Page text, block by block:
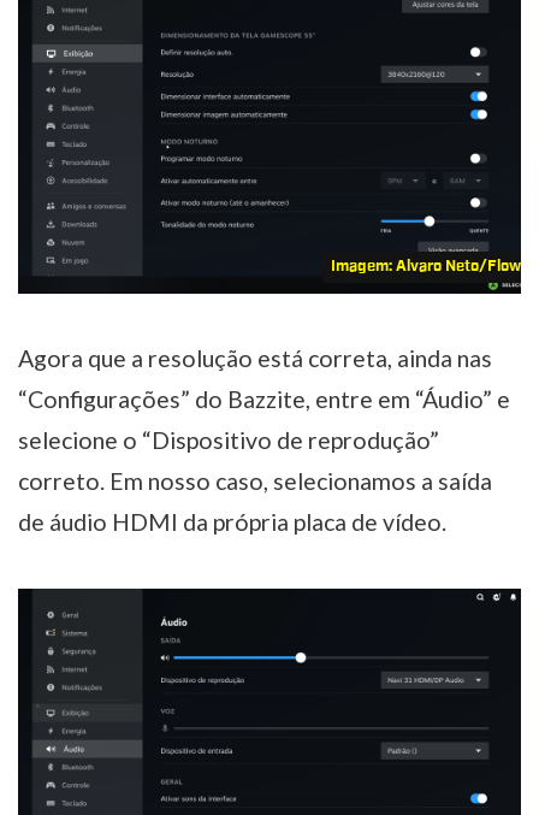
Imagem: Alvaro Neto/Flow
Agora que a resolução está correta, ainda nas
“Configurações” do Bazzite, entre em “Áudio” e
selecione o “Dispositivo de reprodução”
correto. Em nosso caso, selecionamos a saída
de áudio HDMI da própria placa de vídeo.